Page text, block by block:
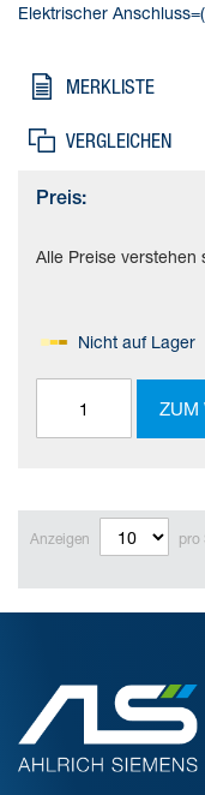
Elektrischer
MERKLISTE
VERGLEICHEN
Preis:
Alle Preise verstehen
Nicht auf Lager
ZUM
Anzeigen pro